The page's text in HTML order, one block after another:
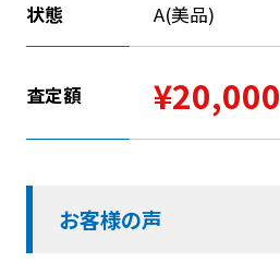
状態 A(美品)
査定額 ¥20,000
お客様の声